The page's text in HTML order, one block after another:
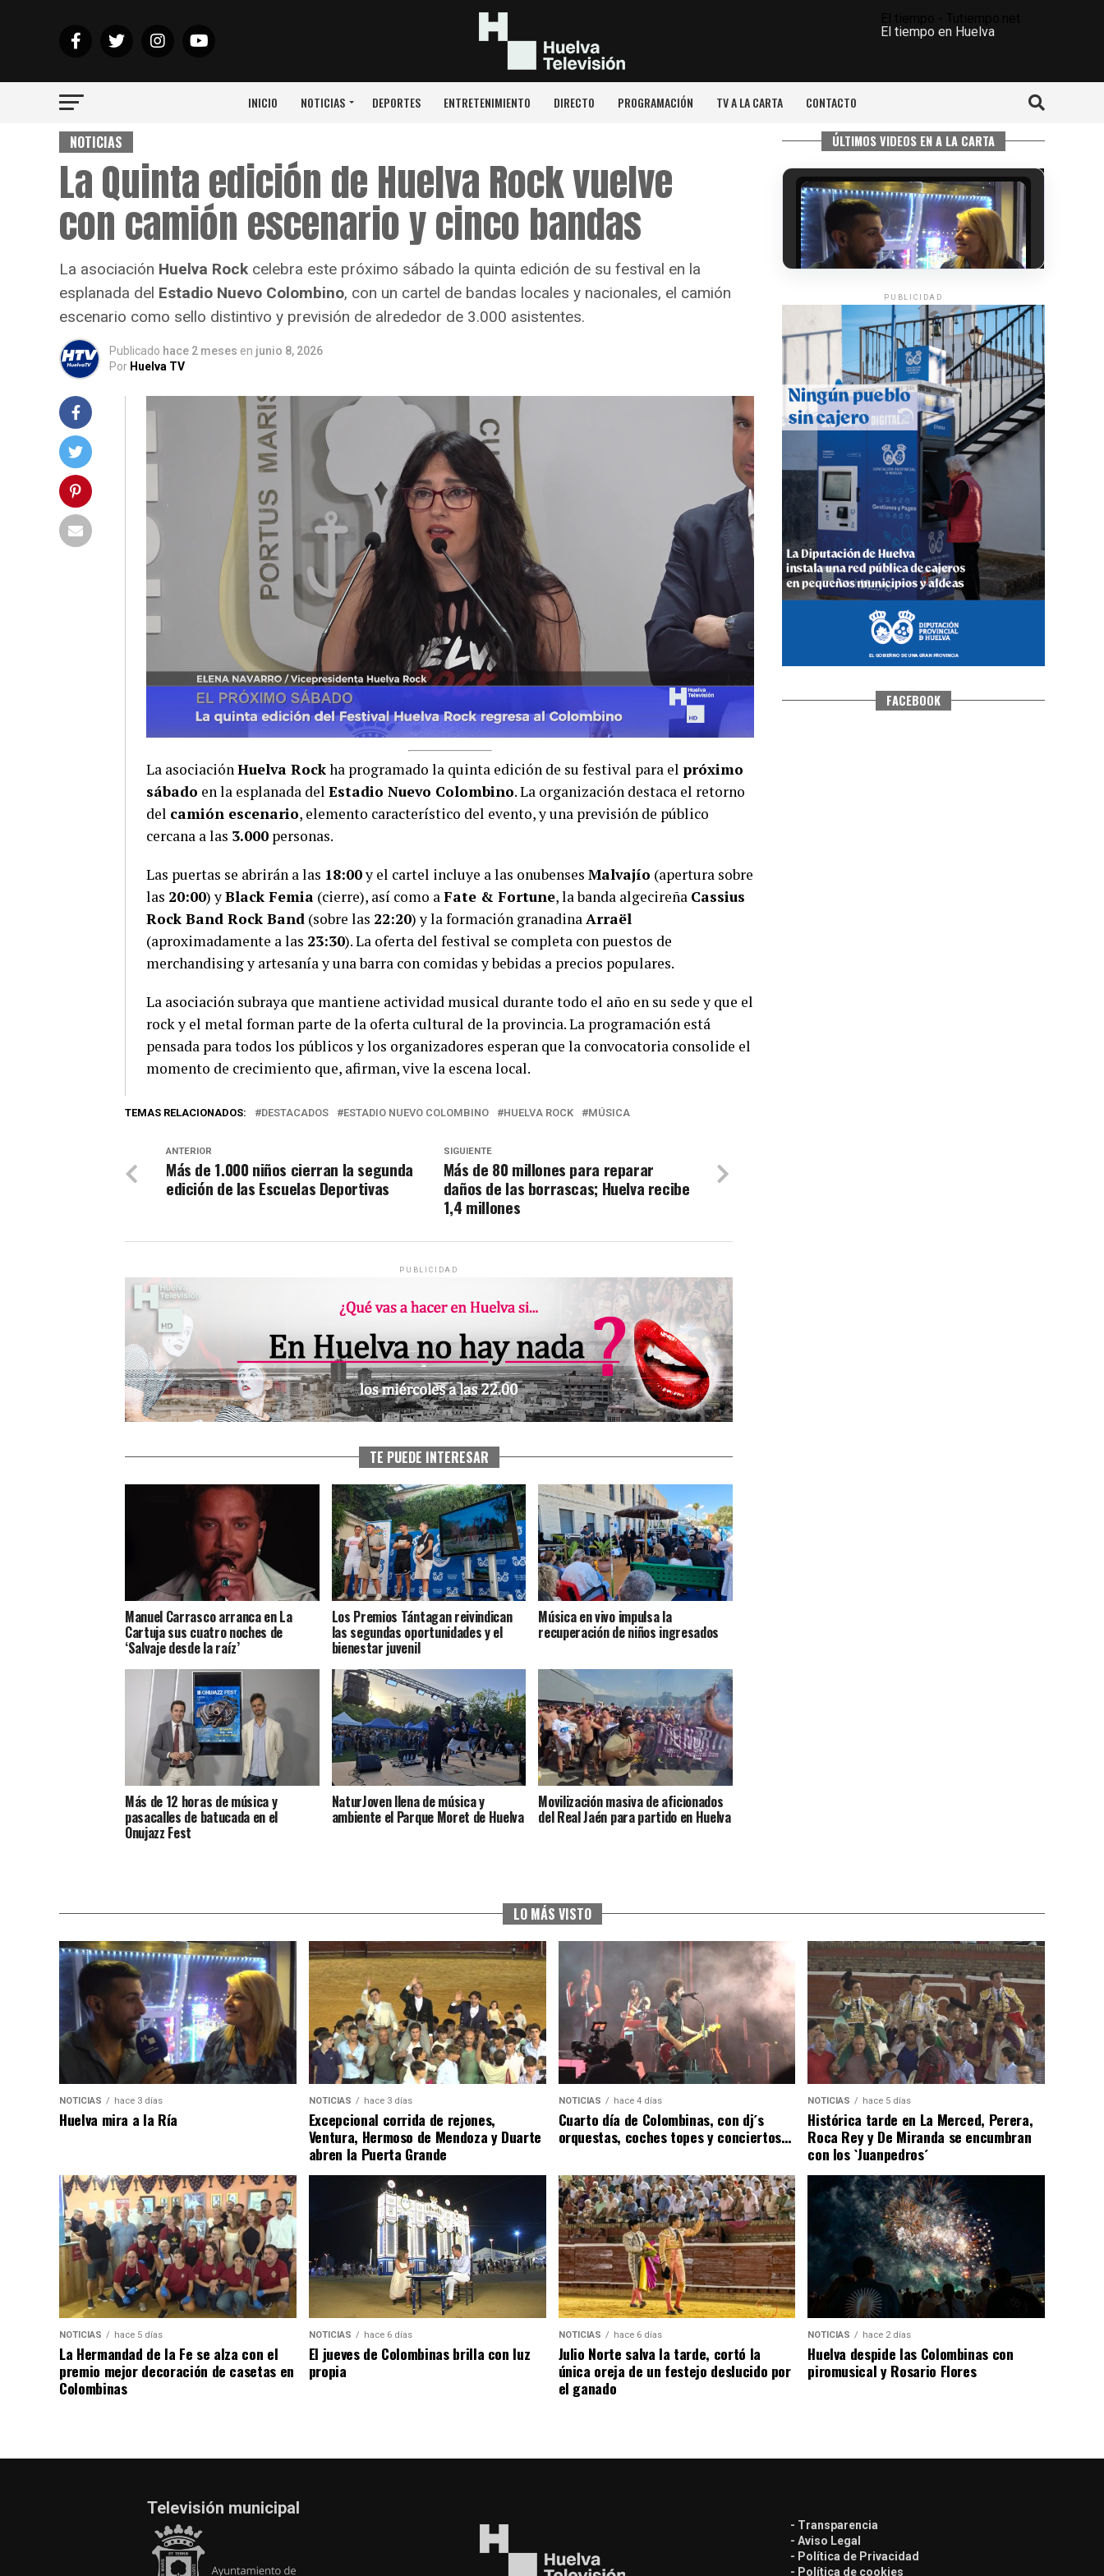
El tiempo en Huelva
INICIO NOTICIAS DEPORTES ENTRETENIMIENTO DIRECTO PROGRAMACIÓN TV A LA CARTA CONTACTO
NOTICIAS
La Quinta edición de Huelva Rock vuelve
con camión escenario y cinco bandas
La asociación Huelva Rock celebra este próximo sábado la quinta edición de su festival en la
esplanada del Estadio Nuevo Colombino, con un cartel de bandas locales y nacionales, el camión
escenario como sello distintivo y previsión de alrededor de 3.000 asistentes.
Publicado hace 2 meses en junio 8, 2026
Por Huelva TV
La asociaciónHuelva Rockha programado la quinta edición de su festival para el próximo
sábado en la esplanada del Estadio Nuevo Colombino. La organización destaca el retorno
del camión escenario, elemento característico del evento, y una previsión de público
cercana a las 3.000 personas.
Las puertas se abrirán a las 18:00y el cartel incluye a las onubenses Malvajío (apertura sobre
las 20:00) yBlack Femia (cierre), así como aFate & Fortune, la banda algecireña Cassius
Rock Band Rock Band (sobre las 22:20) y la formación granadinaArraël
(aproximadamente a las 23:30). La oferta del festival se completa con puestos de
merchandising y artesanía y una barra con comidas y bebidas a precios populares.
La asociación subraya que mantiene actividad musical durante todo el año en su sede y que el
rock y el metal forman parte de la oferta cultural de la provincia. La programación está
pensada para todos los públicos y los organizadores esperan que la convocatoria consolide el
momento de crecimiento que, afirman, vive la escena local.
TEMAS RELACIONADOS: DESTACADOS ESTADIO NUEVO COLOMBINO HUELVA ROCK MÚSICA
SIGUIENTE
Más de 80 millones para reparar
daños de las borrascas; Huelva recibe
1,4 millones
ANTERIOR
Más de 1.000 niños cierran la segunda
edición de las Escuelas Deportivas
PUBLICIDAD
TE PUEDE INTERESAR
Manuel Carrasco arranca en La
Cartuja sus cuatro noches de
‘Salvaje desde la raíz’
Los Premios Tántagan reivindican
las segundas oportunidades y el
bienestar juvenil
Música en vivo impulsa la
recuperación de niños ingresados
Más de 12 horas de música y
pasacalles de batucada en el
Onujazz Fest
NaturJoven llena de música y
ambiente el Parque Moret de Huelva
Movilización masiva de aficionados
del Real Jaén para partido en Huelva
ÚLTIMOS VIDEOS EN A LA CARTA
5º DÍA DE LAS FIESTAS COLOMBINAS
2026
·Huelvatv
CUARTA CORRIDA DE LAS FIESTAS
COLOMBINAS 2026
hace 4 días· Huelvatv
PUBLICIDAD
FACEBOOK
LO MÁS VISTO
NOTICIAS hace 3 días
Huelva mira a la Ría
NOTICIAS hace 3 días
Excepcional corrida de rejones,
Ventura, Hermoso de Mendoza y Duarte
abren la Puerta Grande
NOTICIAS hace 4 días
Cuarto día de Colombinas, con dj´s
orquestas, coches topes y conciertos…
NOTICIAS hace 5 días
Histórica tarde en La Merced, Perera,
Roca Rey y De Miranda se encumbran
con los `Juanpedros´
NOTICIAS hace 5 días
La Hermandad de la Fe se alza con el
premio mejor decoración de casetas en
Colombinas
NOTICIAS hace 6 días
El jueves de Colombinas brilla con luz
propia
NOTICIAS hace 6 días
Julio Norte salva la tarde, cortó la
única oreja de un festejo deslucido por
el ganado
NOTICIAS hace 2 días
Huelva despide las Colombinas con
piromusical y Rosario Flores
Televisión municipal
- Transparencia
- Aviso Legal
- Política de Privacidad
- Política de cookies